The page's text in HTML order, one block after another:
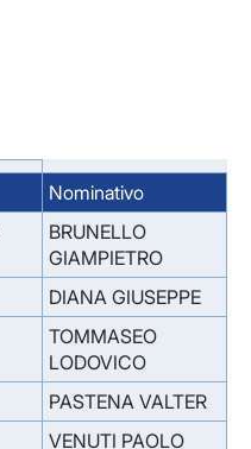
Nominativo
BRUNELLO
GIAMPIETRO
DIANA GIUSEPPE
TOMMASEO
LODOVICO
PASTENA VALTER
VENUTI PAOLO